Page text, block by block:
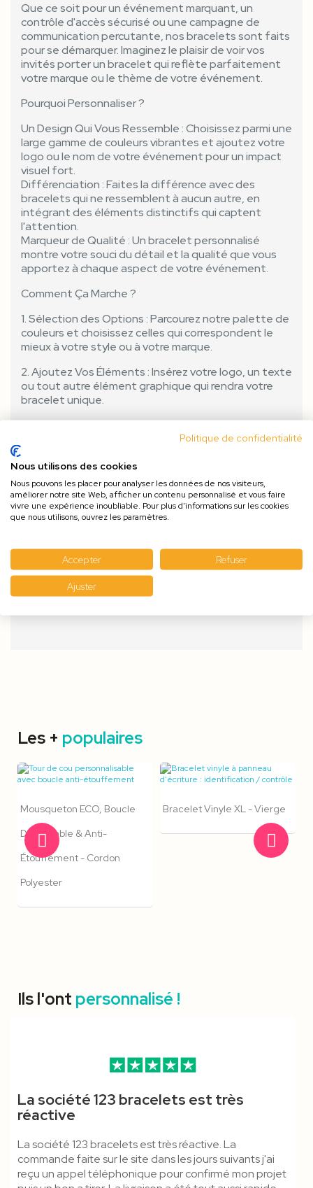
Que ce soit pour un événement marquant, un
contrôle d'accès sécurisé ou une campagne de
communication percutante, nos bracelets sont faits
pour se démarquer. Imaginez le plaisir de voir vos
invités porter un bracelet qui reflète parfaitement
votre marque ou le thème de votre événement.
Pourquoi Personnaliser ?
Un Design Qui Vous Ressemble : Choisissez parmi une
large gamme de couleurs vibrantes et ajoutez votre
logo ou le nom de votre événement pour un impact
visuel fort.
Différenciation : Faites la différence avec des
bracelets qui ne ressemblent à aucun autre, en
intégrant des éléments distinctifs qui captent
l'attention.
Marqueur de Qualité : Un bracelet personnalisé
montre votre souci du détail et la qualité que vous
apportez à chaque aspect de votre événement.
Comment Ça Marche ?
1. Sélection des Options : Parcourez notre palette de
couleurs et choisissez celles qui correspondent le
mieux à votre style ou à votre marque.
2. Ajoutez Vos Éléments : Insérez votre logo, un texte
ou tout autre élément graphique qui rendra votre
bracelet unique.
votre design personnalisé et validez-le avant la
Transformez vos bracelets en un outil puissant et
personnalisé qui fait la différence ! Commencez dès
maintenant et voyez comment un simple bracelet
peut devenir un symbole fort de votre événement
créativité et démarquez-vous avec nos bracelets
personnalisés !
Les + populaires
Mousqueton ECO, Boucle
Détachable & Anti-
Étouffement - Cordon
Polyester
Bracelet Vinyle XL - Vierge
Détachable - Polyester
Économique Anti-
Tubulaire
Polyester
Marqué
CB
Ils l'ont personnalisé !
La société 123 bracelets est très
réactive
La société 123 bracelets est très réactive. La
commande faite sur le site dans les jours suivants j'ai
reçu un appel téléphonique pour confirmé mon projet
Politique de confidentialité
Nous utilisons des cookies
Nous pouvons les placer pour analyser les données de nos visiteurs,
améliorer notre site Web, afficher un contenu personnalisé et vous faire
vivre une expérience inoubliable. Pour plus d'informations sur les cookies
que nous utilisons, ouvrez les paramètres.
Accepter Refuser
Ajuster